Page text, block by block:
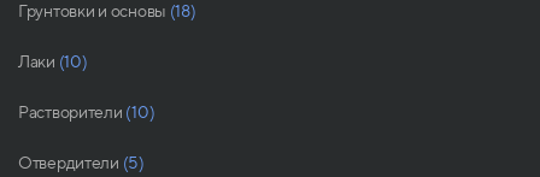
Грунтовки и основы (18)
Лаки (10)
Растворители (10)
Отвердители (5)